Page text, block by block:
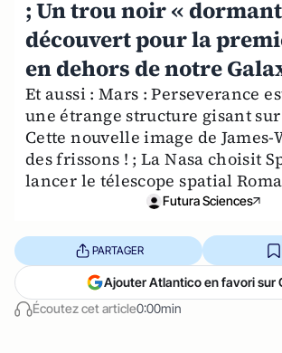
; Un trou noir «
découvert pour la
en dehors de notre
Et aussi : Mars : Perseverance
une étrange structure gisant
Cette nouvelle image de James-
des frissons ! ; La Nasa choisit
lancer le télescope spatial
Futura Sciences
Écoutez cet article0:00min
PARTAGER
Ajouter Atlantico en favori sur